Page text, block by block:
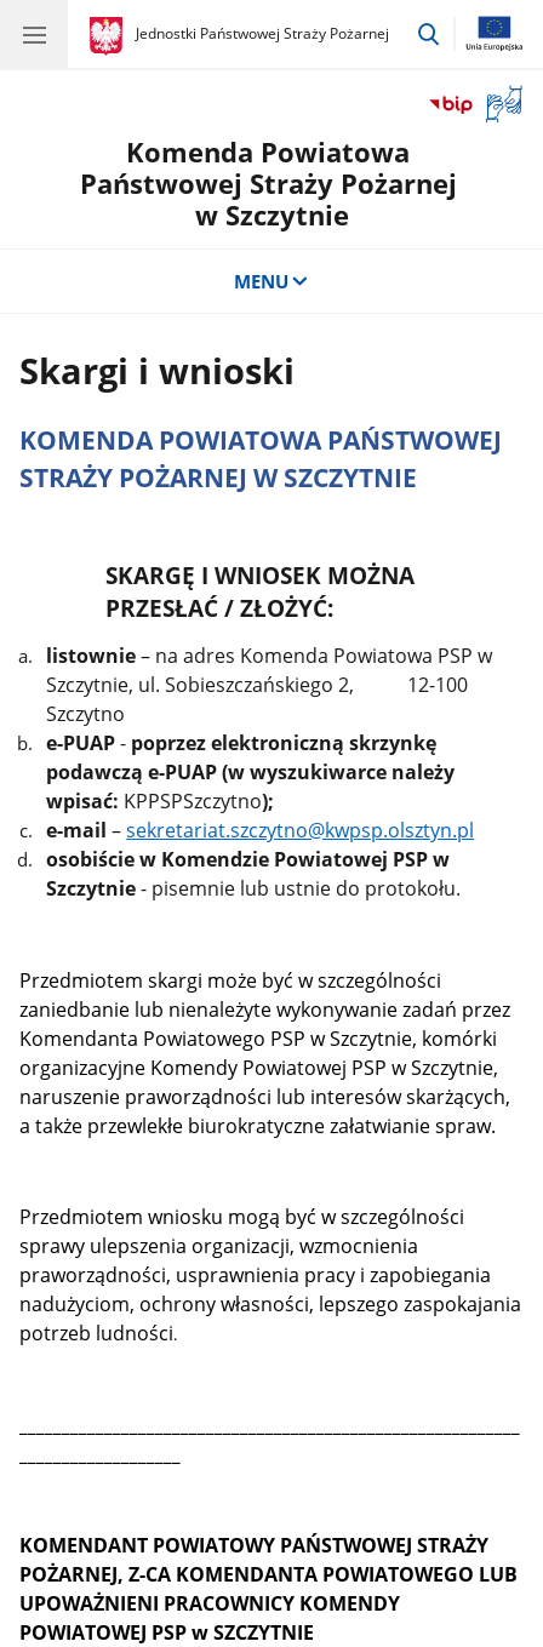
gov.pl
Jednostki Państwowej Straży Pożarnej
gov.pl
Jednostki
przejdź
okno
Komenda Powiatowa
Państwowej Straży Pożarnej
w Szczytnie
MENU
Skargi i wnioski
KOMENDA POWIATOWA PAŃSTWOWEJ
STRAŻY POŻARNEJ W SZCZYTNIE
SKARGĘ I WNIOSEK MOŻNA
PRZESŁAĆ / ZŁOŻYĆ:
listownie– na adres Komenda Powiatowa PSP w
Szczytnie, ul. Sobieszczańskiego 2, 12-100
Szczytno
e-PUAP- poprzez elektroniczną skrzynkę
podawczą e-PUAP (w wyszukiwarce należy
wpisać: KPPSPSzczytno);
e-mail –sekretariat.szczytno@kwpsp.olsztyn.pl
osobiście w Komendzie Powiatowej PSP w
Szczytnie- pisemnie lub ustnie do protokołu.
Przedmiotem skargi może być w szczególności
zaniedbanie lub nienależyte wykonywanie zadań przez
Komendanta Powiatowego PSP w Szczytnie, komórki
organizacyjne Komendy Powiatowej PSP w Szczytnie,
naruszenie praworządności lub interesów skarżących,
a także przewlekłe biurokratyczne załatwianie spraw.
Przedmiotem wniosku mogą być w szczególności
sprawy ulepszenia organizacji, wzmocnienia
praworządności, usprawnienia pracy i zapobiegania
nadużyciom, ochrony własności, lepszego zaspokajania
potrzeb ludności.
KOMENDANT POWIATOWY PAŃSTWOWEJ STRAŻY
POŻARNEJ, Z-CA KOMENDANTA POWIATOWEGO LUB
UPOWAŻNIENI PRACOWNICY KOMENDY
POWIATOWEJ PSP w SZCZYTNIE